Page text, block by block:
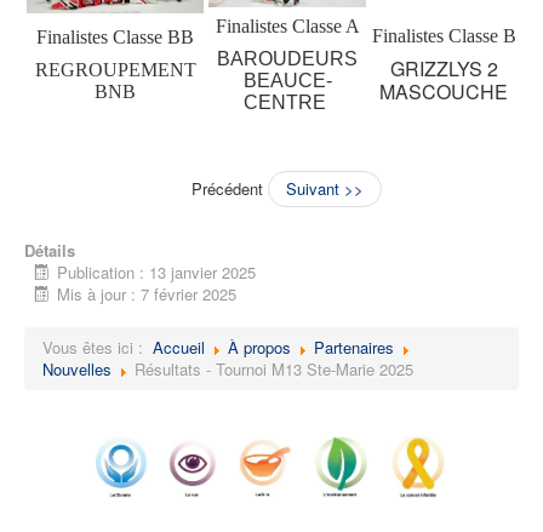
Finalistes Classe BB
REGROUPEMENT
BNB
Finalistes Classe A
BAROUDEURS
BEAUCE-
CENTRE
Finalistes Classe B
GRIZZLYS 2
MASCOUCHE
Précédent Suivant >>
Détails
Publication : 13 janvier 2025
Mis à jour : 7 février 2025
Vous êtes ici : Accueil À propos
Partenaires
Nouvelles
Résultats - Tournoi M13 Ste-Marie 2025